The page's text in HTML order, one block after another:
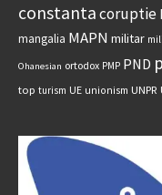
constantacoruptie
mangalia MAPN militar
Ohanesian ortodox PMP PND
top turism UE unionism UNPR